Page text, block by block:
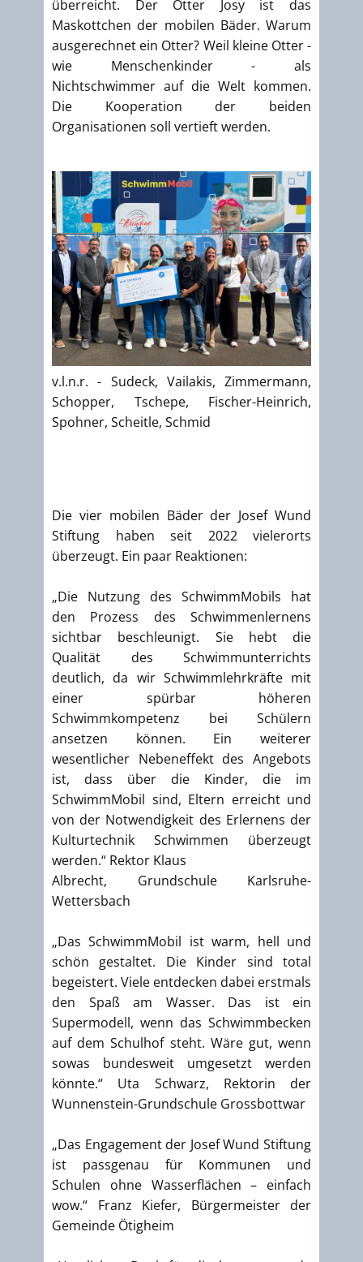
überreicht. Der Otter Josy ist das
Maskottchen der mobilen Bäder. Warum
ausgerechnet ein Otter? Weil kleine Otter -
wie Menschenkinder - als
Nichtschwimmer auf die Welt kommen.
Die Kooperation der beiden
Organisationen soll vertieft werden.
v.l.n.r. - Sudeck, Vailakis, Zimmermann,
Schopper, Tschepe, Fischer-Heinrich,
Spohner, Scheitle, Schmid
Die vier mobilen Bäder der Josef Wund
Stiftung haben seit 2022 vielerorts
überzeugt. Ein paar Reaktionen:
„Die Nutzung des SchwimmMobils hat
den Prozess des Schwimmenlernens
sichtbar beschleunigt. Sie hebt die
Qualität des Schwimmunterrichts
deutlich, da wir Schwimmlehrkräfte mit
einer spürbar höheren
Schwimmkompetenz bei Schülern
ansetzen können. Ein weiterer
wesentlicher Nebeneffekt des Angebots
ist, dass über die Kinder, die im
SchwimmMobil sind, Eltern erreicht und
von der Notwendigkeit des Erlernens der
Kulturtechnik Schwimmen überzeugt
werden.“ Rektor Klaus
Albrecht, Grundschule Karlsruhe-
Wettersbach
„Das SchwimmMobil ist warm, hell und
schön gestaltet. Die Kinder sind total
begeistert. Viele entdecken dabei erstmals
den Spaß am Wasser. Das ist ein
Supermodell, wenn das Schwimmbecken
auf dem Schulhof steht. Wäre gut, wenn
sowas bundesweit umgesetzt werden
könnte.“ Uta Schwarz, Rektorin der
Wunnenstein-Grundschule Grossbottwar
„Das Engagement der Josef Wund Stiftung
ist passgenau für Kommunen und
Schulen ohne Wasserflächen – einfach
wow.“ Franz Kiefer, Bürgermeister der
Gemeinde Ötigheim